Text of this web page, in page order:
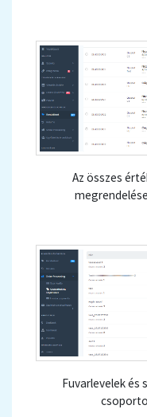
Az összes
Fuvarlevelek és